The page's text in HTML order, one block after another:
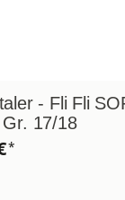
- Fli Fli
17/18
*